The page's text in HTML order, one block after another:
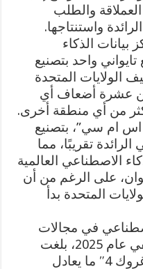
والطلب
واستنتاجها.
بيانات الذكاء
واحد بتصنيع
الولايات المتحدة
من عشرة أضعاف أي
من أي منطقة أخرى.
ام سي”، بتصنيع
تقريبًا، مما
الاصطناعي العالمية
على الرغم من أن
المتحدة بدأ
في مجالات
الطاقة والمياه والانبعاثات. ففي عام 2025، بلغت
انبعاثات التدريب المقدرة لـ”غروك 4″ ما يعادل